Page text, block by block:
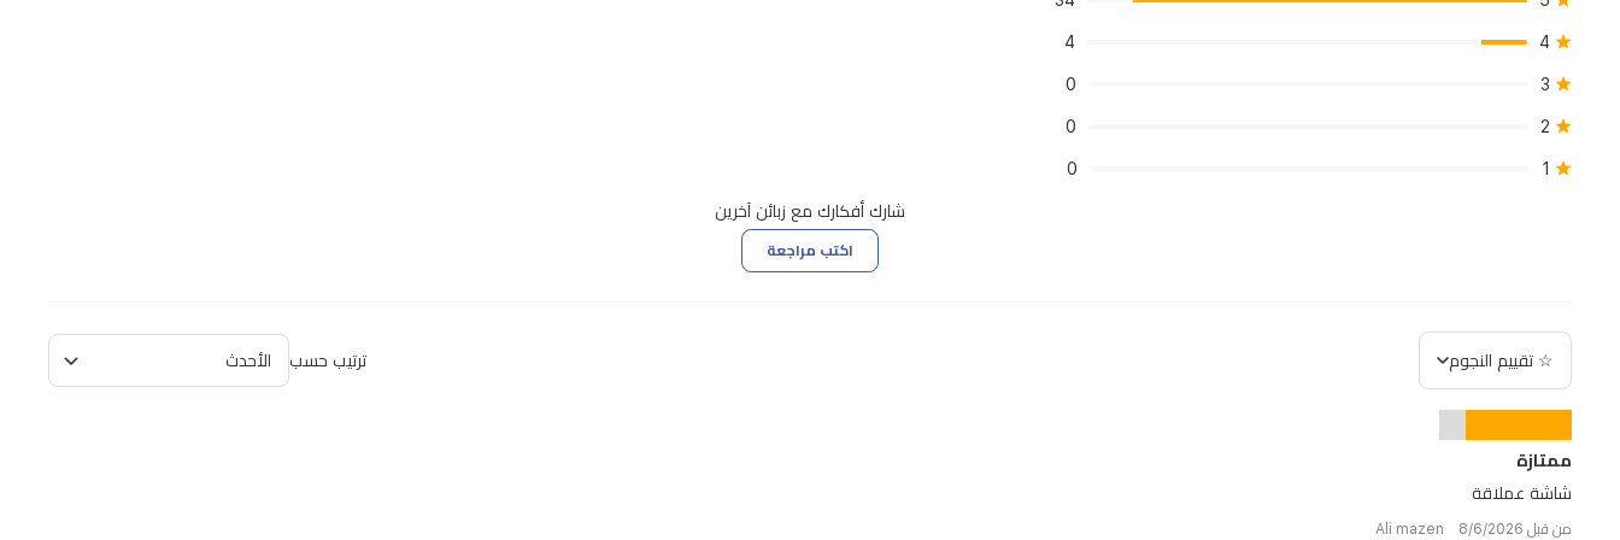
4
4
3
0
2
0
1
0
شارك أفكارك مع زبائن آخرين
اكتب مراجعة
☆ تقييم النجوم ترتيب حسب
ممتازة
شاشة عملاقة
من قبل Ali mazen 8/6/2026